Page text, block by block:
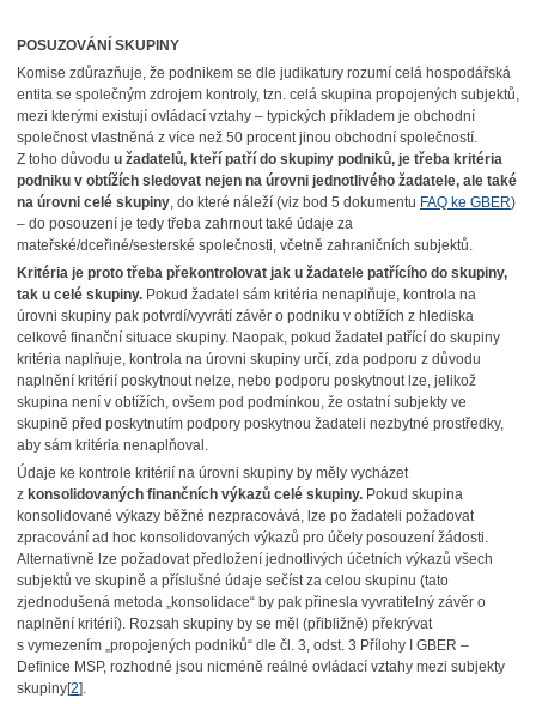
POSUZOVÁNÍ SKUPINY
Komise zdůrazňuje, že podnikem se dle judikatury rozumí celá hospodářská
entita se společným zdrojem kontroly, tzn. celá skupina propojených subjektů,
mezi kterými existují ovládací vztahy – typických příkladem je obchodní
společnost vlastněná z více než 50 procent jinou obchodní společností.
Z toho důvodu u žadatelů, kteří patří do skupiny podniků, je třeba kritéria
podniku v obtížích sledovat nejen na úrovni jednotlivého žadatele, ale také
na úrovni celé skupiny, do které náleží (viz bod 5 dokumentu FAQ ke GBER)
– do posouzení je tedy třeba zahrnout také údaje za
mateřské/dceřiné/sesterské společnosti, včetně zahraničních subjektů.
Kritéria je proto třeba překontrolovat jak u žadatele patřícího do skupiny,
tak u celé skupiny.Pokud žadatel sám kritéria nenaplňuje, kontrola na
úrovni skupiny pak potvrdí/vyvrátí závěr o podniku v obtížích z hlediska
celkové finanční situace skupiny. Naopak, pokud žadatel patřící do skupiny
kritéria naplňuje, kontrola na úrovni skupiny určí, zda podporu z důvodu
naplnění kritérií poskytnout nelze, nebo podporu poskytnout lze, jelikož
skupina není v obtížích, ovšem pod podmínkou, že ostatní subjekty ve
skupině před poskytnutím podpory poskytnou žadateli nezbytné prostředky,
aby sám kritéria nenaplňoval.
Údaje ke kontrole kritérií na úrovni skupiny by měly vycházet
z konsolidovaných finančních výkazů celé skupiny.Pokud skupina
konsolidované výkazy běžné nezpracovává, lze po žadateli požadovat
zpracování ad hoc konsolidovaných výkazů pro účely posouzení žádosti.
Alternativně lze požadovat předložení jednotlivých účetních výkazů všech
subjektů ve skupině a příslušné údaje sečíst za celou skupinu (tato
zjednodušená metoda „konsolidace“ by pak přinesla vyvratitelný závěr o
naplnění kritérií). Rozsah skupiny by se měl (přibližně) překrývat
s vymezením „propojených podniků“ dle čl. 3, odst. 3 Přílohy I GBER –
Definice MSP, rozhodné jsou nicméně reálné ovládací vztahy mezi subjekty
skupiny[2].